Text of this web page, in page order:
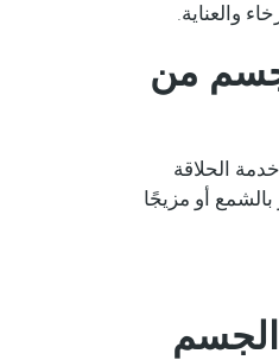
والعناية.
من
الحلاقة
أو مزيجًا